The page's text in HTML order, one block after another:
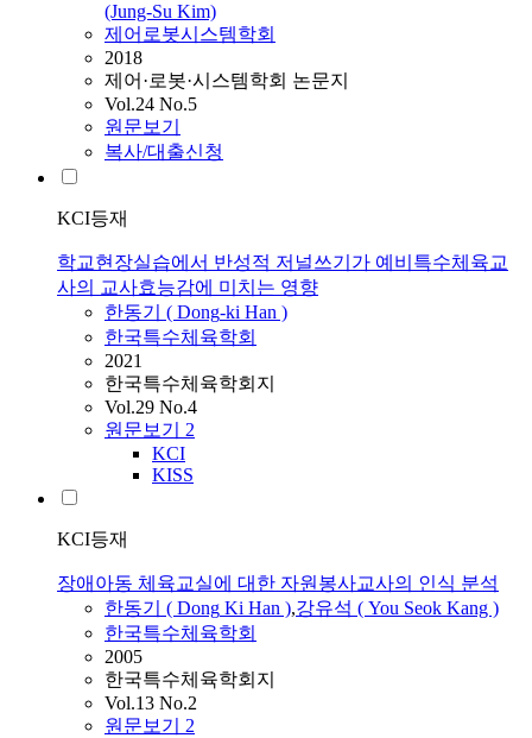
(Jung-Su Kim)
제어로봇시스템학회
2018
제어·로봇·시스템학회 논문지
Vol.24 No.5
원문보기
복사/대출신청
KCI등재
학교현장실습에서 반성적 저널쓰기가 예비특수체육교
사의 교사효능감에 미치는 영향
한동기
( Dong-ki Han )
한국특수체육학회
2021
한국특수체육학회지
Vol.29 No.4
원문보기 2
KCI
KISS
KCI등재
장애아동 체육교실에 대한 자원봉사교사의 인식 분석
한동기
( Dong Ki Han ),강유석 ( You Seok Kang )
한국특수체육학회
2005
한국특수체육학회지
Vol.13 No.2
원문보기 2